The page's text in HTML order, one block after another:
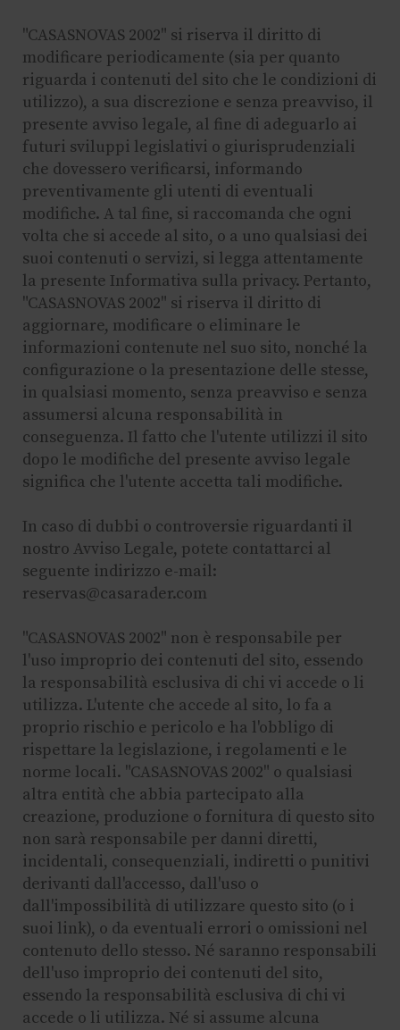
"CASASNOVAS 2002" si riserva il diritto di
modificare periodicamente (sia per quanto
riguarda i contenuti del sito che le condizioni di
utilizzo), a sua discrezione e senza preavviso, il
presente avviso legale, al fine di adeguarlo ai
futuri sviluppi legislativi o giurisprudenziali
che dovessero verificarsi, informando
preventivamente gli utenti di eventuali
modifiche. A tal fine, si raccomanda che ogni
volta che si accede al sito, o a uno qualsiasi dei
suoi contenuti o servizi, si legga attentamente
la presente Informativa sulla privacy. Pertanto,
"CASASNOVAS 2002" si riserva il diritto di
aggiornare, modificare o eliminare le
informazioni contenute nel suo sito, nonché la
configurazione o la presentazione delle stesse,
in qualsiasi momento, senza preavviso e senza
assumersi alcuna responsabilità in
conseguenza. Il fatto che l'utente utilizzi il sito
dopo le modifiche del presente avviso legale
significa che l'utente accetta tali modifiche.
In caso di dubbi o controversie riguardanti il
nostro Avviso Legale, potete contattarci al
seguente indirizzo e-mail:
reservas@casarader.com
"CASASNOVAS 2002" non è responsabile per
l'uso improprio dei contenuti del sito, essendo
la responsabilità esclusiva di chi vi accede o li
utilizza. L'utente che accede al sito, lo fa a
proprio rischio e pericolo e ha l'obbligo di
rispettare la legislazione, i regolamenti e le
norme locali. "CASASNOVAS 2002" o qualsiasi
altra entità che abbia partecipato alla
creazione, produzione o fornitura di questo sito
non sarà responsabile per danni diretti,
incidentali, consequenziali, indiretti o punitivi
derivanti dall'accesso, dall'uso o
dall'impossibilità di utilizzare questo sito (o i
suoi link), o da eventuali errori o omissioni nel
contenuto dello stesso. Né saranno responsabili
dell'uso improprio dei contenuti del sito,
essendo la responsabilità esclusiva di chi vi
accede o li utilizza. Né si assume alcuna